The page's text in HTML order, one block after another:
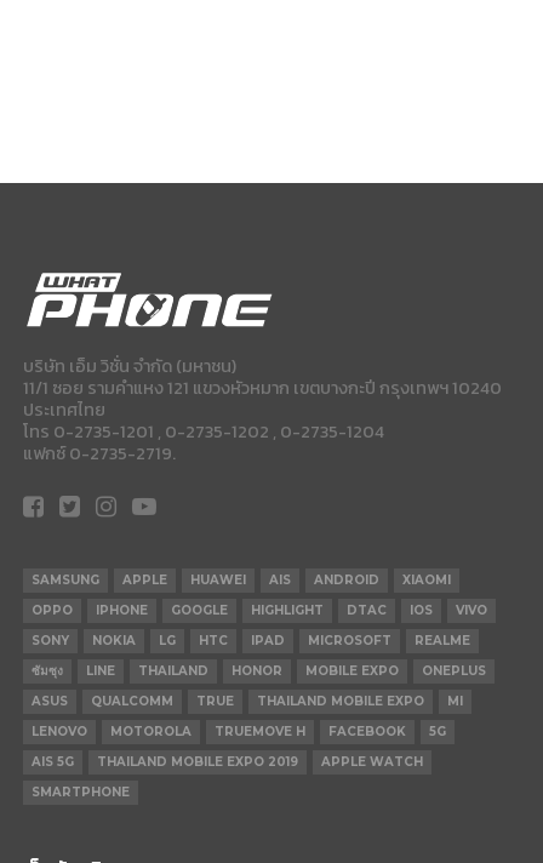
บริษัท เอ็ม วิชั่น จำกัด (มหาชน)
11/1 ซอย รามคำแหง 121 แขวงหัวหมาก เขตบางกะปี กรุงเทพฯ 10240
ประเทศไทย
โทร 0-2735-1201 , 0-2735-1202 , 0-2735-1204
แฟกซ์ 0-2735-2719.
SAMSUNG APPLE HUAWEI AIS ANDROID
XIAOMI
OPPO
IPHONE GOOGLE HIGHLIGHT DTAC IOS
VIVO
SONY
NOKIA LG HTC IPAD MICROSOFT
REALME
ซัมซุง
LINE THAILAND HONOR MOBILE EXPO
ONEPLUS
ASUS
QUALCOMM TRUE THAILAND MOBILE EXPO
MI
LENOVO
MOTOROLA TRUEMOVE H FACEBOOK
5G
AIS 5G
THAILAND MOBILE EXPO 2019
APPLE WATCH
SMARTPHONE